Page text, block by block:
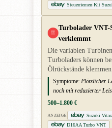
Steuerriemen Kit
!!
Turbolader VNT-
verklemmt
Die variablen
Turboladers können
Ölrückstände klemmen.
Symptome: Plötzlicher
noch mit reduzierter
500–1.800 €
ANZEIGE
Suzuki
D16AA Turbo VNT